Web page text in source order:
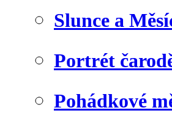
Slunce a
Portrét
Pohádkové